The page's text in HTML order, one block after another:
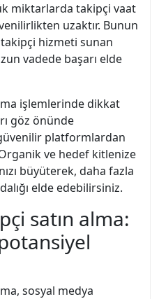
miktarlarda takipçi vaat
uzaktır. Bunun
hizmeti sunan
vadede başarı elde
işlemlerinde dikkat
göz önünde
platformlardan
ve hedef kitlenize
büyüterek, daha fazla
elde edebilirsiniz.
satın alma:
sosyal medya